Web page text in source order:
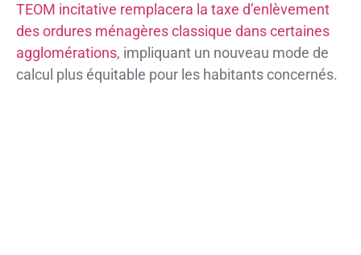
TEOM incitative remplacera la taxe d’enlèvement
des ordures ménagères classique dans certaines
agglomérations, impliquant un nouveau mode de
calcul plus équitable pour les habitants concernés.